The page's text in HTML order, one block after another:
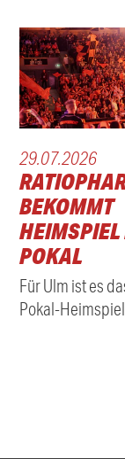
29.07.2026
BEKOMMT
POKAL
Für Ulm ist es
Pokal-